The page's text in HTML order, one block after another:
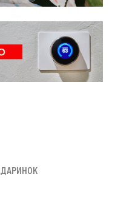
ДАРИНОК